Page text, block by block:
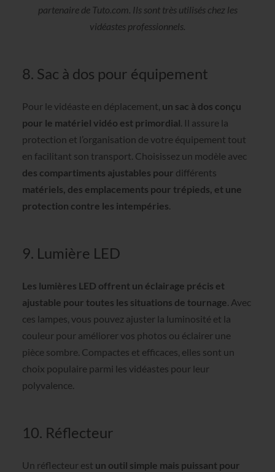
partenaire de Tuto.com. Ils sont très utilisés chez les
vidéastes professionnels.
8. Sac à dos pour équipement
Pour le vidéaste en déplacement, un sac à dos conçu
pour le matériel vidéo est primordial. Il assure la
protection et l’organisation de votre équipement tout
en facilitant son transport. Choisissez un modèle avec
des compartiments ajustables pour différents
matériels, des emplacements pour trépieds, et une
protection contre les intempéries.
9. Lumière LED
Les lumières LED offrent un éclairage précis et
ajustable pour toutes les situations de tournage. Avec
ces lampes, vous pouvez ajuster la luminosité et la
couleur pour améliorer vos photos ou éclairer une
pièce sombre. Compactes et efficaces, elles sont un
choix populaire parmi les vidéastes pour leur
polyvalence.
10. Réflecteur
Un réflecteur est un outil simple mais puissant pour